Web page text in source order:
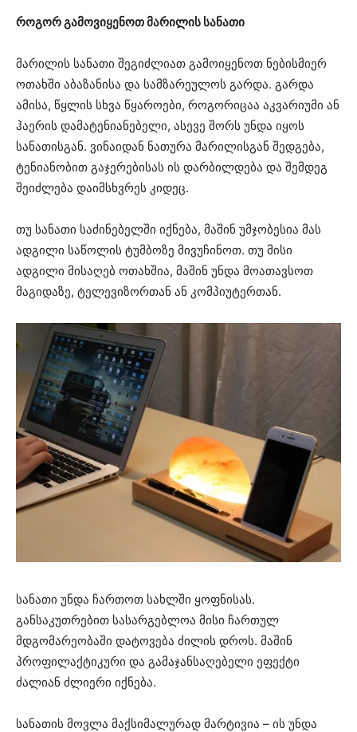
როგორ გამოვიყენოთ მარილის სანათი
მარილის სანათი შეგიძლიათ გამოიყენოთ ნებისმიერ
ოთახში აბაზანისა და სამზარეულოს გარდა. გარდა
ამისა, წყლის სხვა წყაროები, როგორიცაა აკვარიუმი ან
ჰაერის დამატენიანებელი, ასევე შორს უნდა იყოს
სანათისგან. ვინაიდან ნათურა მარილისგან შედგება,
ტენიანობით გაჯერებისას ის დარბილდება და შემდეგ
შეიძლება დაიმსხვრეს კიდეც.
თუ სანათი საძინებელში იქნება, მაშინ უმჯობესია მას
ადგილი საწოლის ტუმბოზე მივუჩინოთ. თუ მისი
ადგილი მისაღებ ოთახშია, მაშინ უნდა მოათავსოთ
მაგიდაზე, ტელევიზორთან ან კომპიუტერთან.
სანათი უნდა ჩართოთ სახლში ყოფნისას.
განსაკუთრებით სასარგებლოა მისი ჩართულ
მდგომარეობაში დატოვება ძილის დროს. მაშინ
პროფილაქტიკური და გამაჯანსაღებელი ეფექტი
ძალიან ძლიერი იქნება.
სანათის მოვლა მაქსიმალურად მარტივია – ის უნდა